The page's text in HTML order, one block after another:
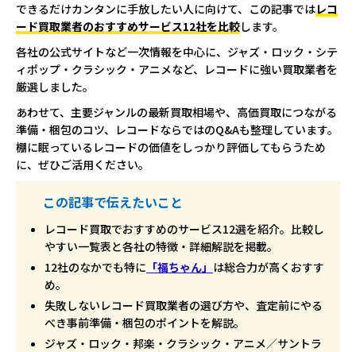
できるだけカンタンに手放したい人に向けて、この記事ではレコ
ード買取業者のおすすめサービス12社を比較します。
各社の公式サイトなど一次情報を中心に、ジャズ・ロック・シテ
ィポップ・クラシック・アニメなど、レコードに強い買取業者を
厳選しました。
あわせて、主要ジャンルの最新買取相場や、高価買取につながる
準備・梱包のコツ、レコードならではのQ&Aも整理しています。
棚に眠っているレコードの価値をしっかり評価してもらうため
に、ぜひご活用ください。
この記事で伝えたいこと
レコード買取でおすすめのサービス12選を紹介。比較し
やすい一覧表と各社の特徴・詳細解説を掲載。
12社のなかでも特に 「福ちゃん」 は総合力が高くおすす
め。
失敗しないレコード買取業者の選び方や、査定前にやる
べき事前準備・梱包のポイントを解説。
ジャズ・ロック・邦楽・クラシック・アニメ／サントラ